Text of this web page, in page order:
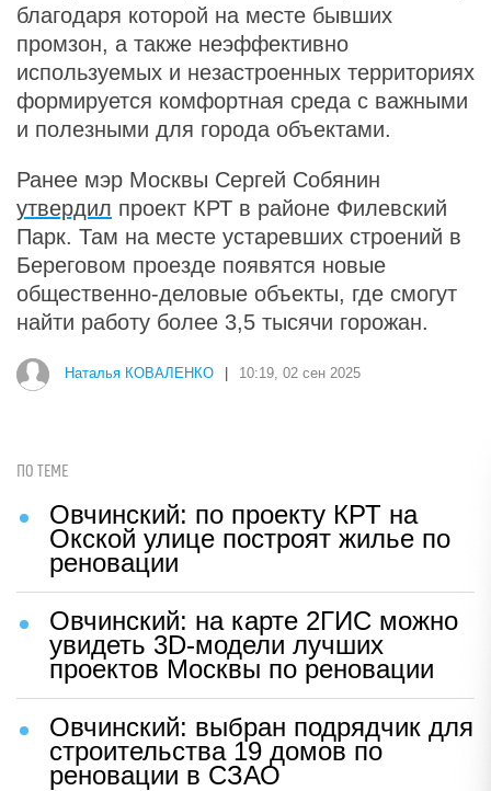
благодаря которой на месте бывших
промзон, а также неэффективно
используемых и незастроенных территориях
формируется комфортная среда с важными
и полезными для города объектами.
Ранее мэр Москвы Сергей Собянин
утвердил проект КРТ в районе Филевский
Парк. Там на месте устаревших строений в
Береговом проезде появятся новые
общественно-деловые объекты, где смогут
найти работу более 3,5 тысячи горожан.
Наталья КОВАЛЕНКО 10:19, 02 сен 2025
ПО ТЕМЕ
Овчинский: по проекту КРТ на
Окской улице построят жилье по
реновации
Овчинский: на карте 2ГИС можно
увидеть 3D-модели лучших
проектов Москвы по реновации
Овчинский: выбран подрядчик для
строительства 19 домов по
реновации в СЗАО